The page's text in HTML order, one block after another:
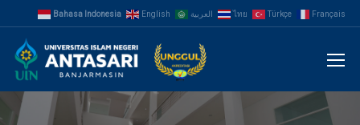
Bahasa Indonesia English العربية ไทย Türkçe Français